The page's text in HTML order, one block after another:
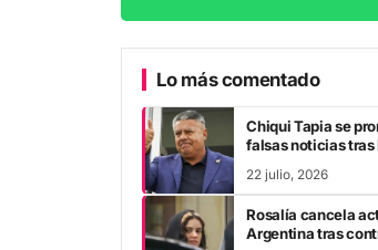
Lo más comentado
falsas noticias tras
2026
22 julio, 2026
Rosalía cancela
Argentina tras
sociales
31 julio, 2026